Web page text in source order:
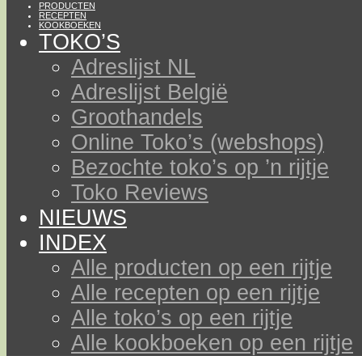
PRODUCTEN
RECEPTEN
KOOKBOEKEN
TOKO’S
Adreslijst NL
Adreslijst België
Groothandels
Online Toko’s (webshops)
Bezochte toko’s op ’n rijtje
Toko Reviews
NIEUWS
INDEX
Alle producten op een rijtje
Alle recepten op een rijtje
Alle toko’s op een rijtje
Alle kookboeken op een rijtje